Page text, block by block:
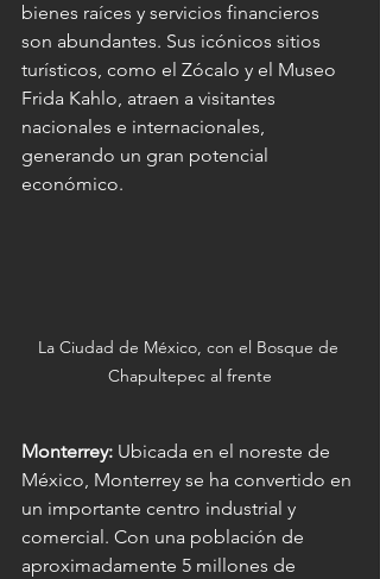
bienes raíces y servicios financieros
son abundantes. Sus icónicos sitios
turísticos, como el Zócalo y el Museo
Frida Kahlo, atraen a visitantes
nacionales e internacionales,
generando un gran potencial
económico.
La Ciudad de México, con el Bosque de
Chapultepec al frente
Monterrey: Ubicada en el noreste de
México, Monterrey se ha convertido en
un importante centro industrial y
comercial. Con una población de
aproximadamente 5 millones de